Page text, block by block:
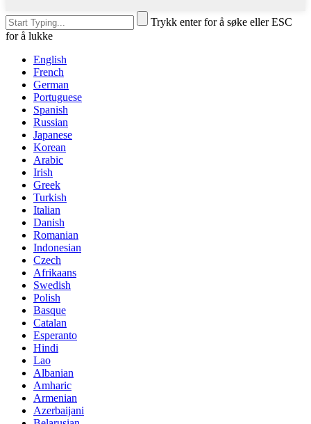
Trykk enter for å søke eller ESC
for å lukke
English
French
German
Portuguese
Spanish
Russian
Japanese
Korean
Arabic
Irish
Greek
Turkish
Italian
Danish
Romanian
Indonesian
Czech
Afrikaans
Swedish
Polish
Basque
Catalan
Esperanto
Hindi
Lao
Albanian
Amharic
Armenian
Azerbaijani